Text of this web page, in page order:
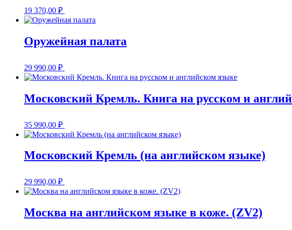
19 370,00 ₽
Оружейная палата
29 990,00 ₽
Московский Кремль. Книга на русском и
35 990,00 ₽
Московский Кремль (на английском языке)
29 990,00 ₽
Москва на английском языке в коже. (ZV2)